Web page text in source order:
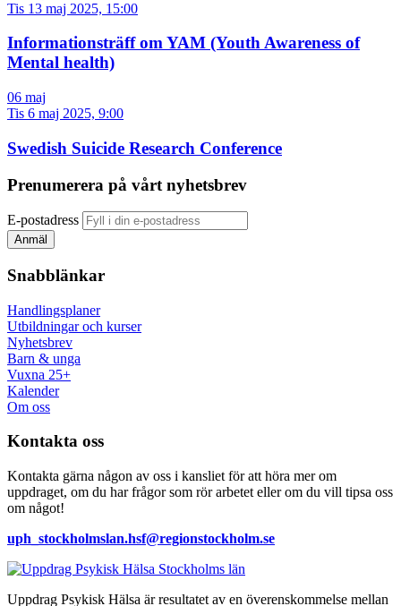
Tis 13 maj 2025, 15:00
Informationsträff om YAM (Youth Awareness of
Mental health)
06 maj
Tis 6 maj 2025, 9:00
Swedish Suicide Research Conference
Prenumerera på vårt nyhetsbrev
E-postadress
Snabblänkar
Handlingsplaner
Utbildningar och kurser
Nyhetsbrev
Barn & unga
Vuxna 25+
Kalender
Om oss
Kontakta oss
Kontakta gärna någon av oss i kansliet för att höra mer om
uppdraget, om du har frågor som rör arbetet eller om du vill tipsa oss
om något!
uph_stockholmslan.hsf@regionstockholm.se
Uppdrag Psykisk Hälsa är resultatet av en överenskommelse mellan